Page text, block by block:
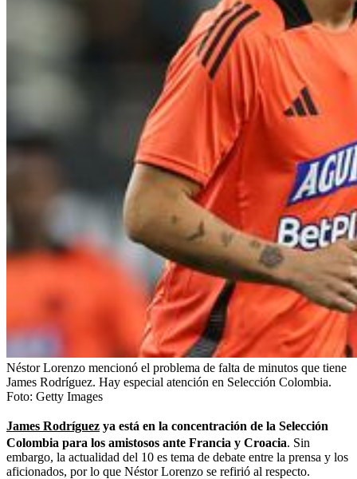
Néstor Lorenzo mencionó el problema de falta de minutos que tiene
James Rodríguez. Hay especial atención en Selección Colombia.
Foto: Getty Images
James Rodríguez ya está en la concentración de la Selección
Colombia para los amistosos ante Francia y Croacia. Sin
embargo, la actualidad del 10 es tema de debate entre la prensa y los
aficionados, por lo que Néstor Lorenzo se refirió al respecto.